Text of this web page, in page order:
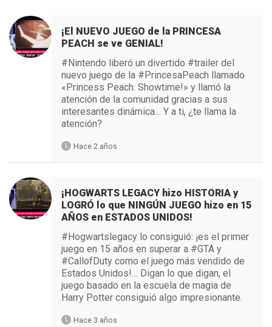
¡El NUEVO JUEGO de la PRINCESA
PEACH se ve GENIAL!
#Nintendo liberó un divertido #trailer del
nuevo juego de la #PrincesaPeach llamado
«Princess Peach: Showtime!» y llamó la
atención de la comunidad gracias a sus
interesantes dinámica… Y a ti, ¿te llama la
atención?
Hace 2 años
¡HOGWARTS LEGACY hizo HISTORIA y
LOGRÓ lo que NINGÚN JUEGO hizo en 15
AÑOS en ESTADOS UNIDOS!
#Hogwartslegacy lo consiguió: ¡es el primer
juego en 15 años en superar a #GTA y
#CallofDuty como el juego más vendido de
Estados Unidos!… Digan lo que digan, el
juego basado en la escuela de magia de
Harry Potter consiguió algo impresionante.
Hace 3 años